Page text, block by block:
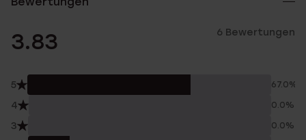
3.83 6 Bewertungen
5 67.0%
4 0.0%
3 0.0%